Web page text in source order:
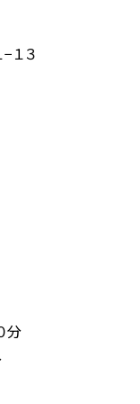
１３
分